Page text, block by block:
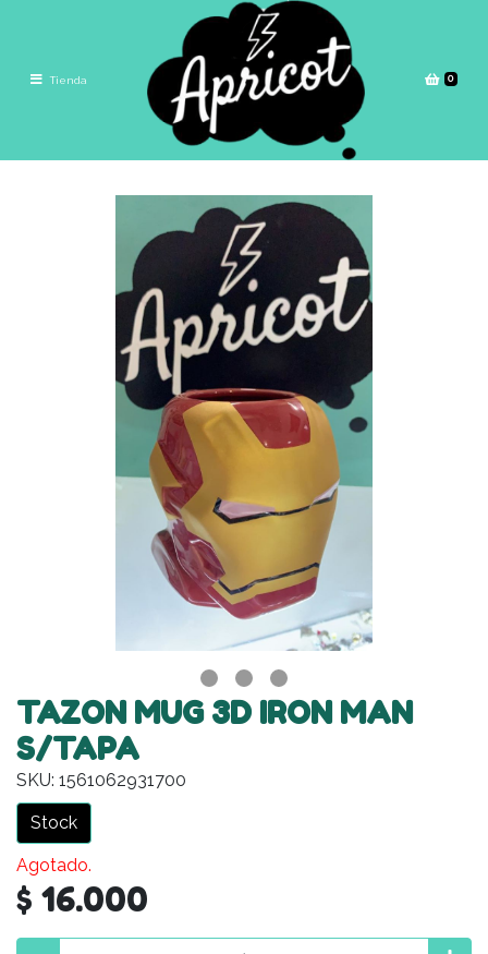
Tienda 0
TAZON MUG 3D IRON MAN
S/TAPA
SKU: 1561062931700
Stock
Agotado.
$ 16.000